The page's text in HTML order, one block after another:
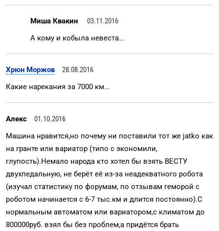
Миша Квакин
03.11.2016
А кому и кобыла невеста...
Хрюн Моржов
28.08.2016
Какие нарекания за 7000 км...
Алекс
01.10.2016
Машина нравится,но почему ни поставили тот же jatko как
на гранте или вариатор (типо с экономили,
глупость).Немало народа кто хотел бы взять ВЕСТУ
двухпедальную, не берёт её из-за неадекватного робота
(изучал статистику по форумам, по отзывам геморой с
роботом начинается с 6-7 тыс.км и длится постоянно).С
нормальным автоматом или вариатором,с климатом до
800000руб. взял бы без проблем,а придётся брать